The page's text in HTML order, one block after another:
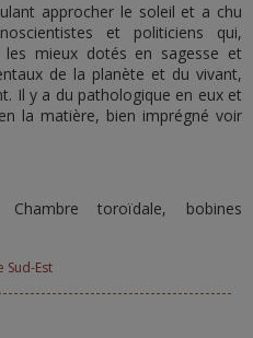
approcher le soleil et a chu
et politiciens qui,
mieux dotés en sagesse et
de la planète et du vivant,
Il y a du pathologique en eux et
la matière, bien imprégné voir
toroïdale, bobines
Est